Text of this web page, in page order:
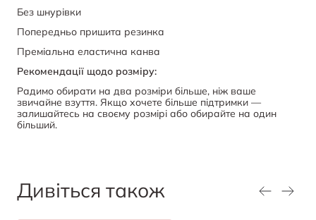
Без шнурівки
Попередньо пришита резинка
Преміальна еластична канва
Рекомендації щодо розміру:
Радимо обирати на два розміри більше, ніж ваше
звичайне взуття. Якщо хочете більше підтримки —
залишайтесь на своєму розмірі або обирайте на один
більший.
Дивіться також